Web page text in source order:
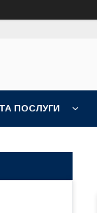
ПОСЛУГИ